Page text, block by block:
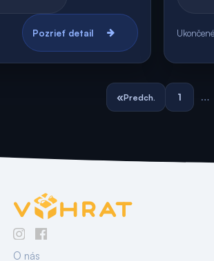
Pozrieť detail Ukončené
«Predch. 1 …
O nás